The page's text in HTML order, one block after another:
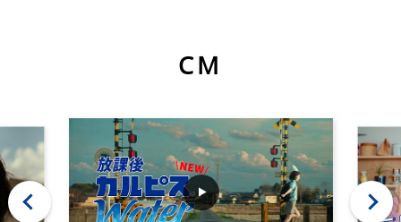
CM
‹ ›